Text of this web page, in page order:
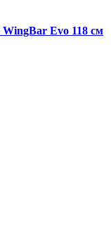
Evo 118 см